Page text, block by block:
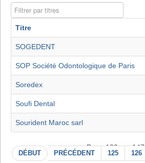
Filtrer par titres
Titre
SOGEDENT
SOP Société Odontologique de Paris
Soredex
Soufi Dental
Sourident Maroc sarl
Page 130 sur 147
DÉBUT PRÉCÉDENT 125 126